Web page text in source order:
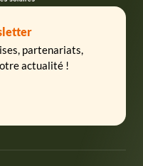
partenariats,
actualité !